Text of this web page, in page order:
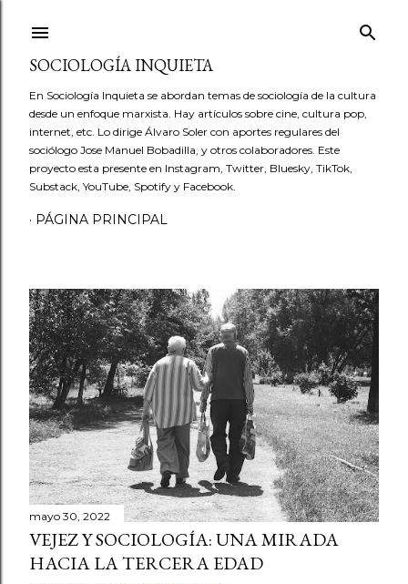
SOCIOLOGÍA INQUIETA
En Sociología Inquieta se abordan temas de sociología de la cultura
desde un enfoque marxista. Hay artículos sobre cine, cultura pop,
internet, etc. Lo dirige Álvaro Soler con aportes regulares del
sociólogo Jose Manuel Bobadilla, y otros colaboradores. Este
proyecto esta presente en Instagram, Twitter, Bluesky, TikTok,
Substack, YouTube, Spotify y Facebook.
PÁGINA PRINCIPAL
E
n
t
r
a
d
a
mayo 30, 2022
VEJEZ Y SOCIOLOGÍA: UNA MIRADA
HACIA LA TERCERA EDAD